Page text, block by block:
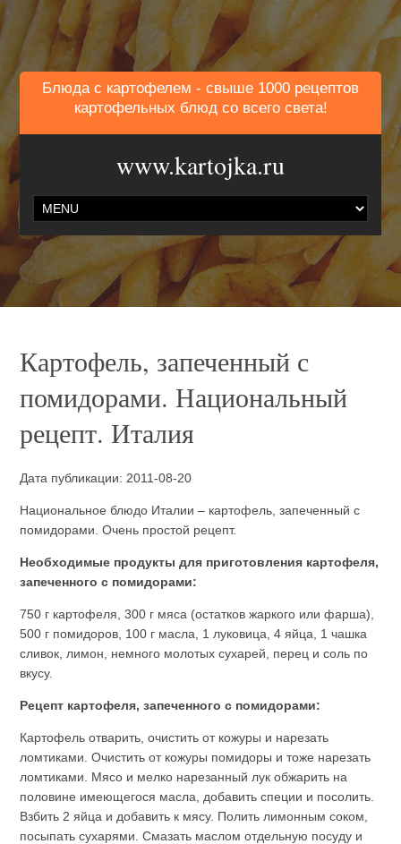
Блюда с картофелем - свыше 1000 рецептов
картофельных блюд со всего света!
www.kartojka.ru
Картофель, запеченный с
помидорами. Национальный
рецепт. Италия
Дата публикации: 2011-08-20
Национальное блюдо Италии – картофель, запеченный с
помидорами. Очень простой рецепт.
Необходимые продукты для приготовления картофеля,
запеченного с помидорами:
750 г картофеля, 300 г мяса (остатков жаркого или фарша),
500 г помидоров, 100 г масла, 1 луковица, 4 яйца, 1 чашка
сливок, лимон, немного молотых сухарей, перец и соль по
вкусу.
Рецепт картофеля, запеченного с помидорами:
Картофель отварить, очистить от кожуры и нарезать
ломтиками. Очистить от кожуры помидоры и тоже нарезать
ломтиками. Мясо и мелко нарезанный лук обжарить на
половине имеющегося масла, добавить специи и посолить.
Взбить 2 яйца и добавить к мясу. Полить лимонным соком,
посыпать сухарями. Смазать маслом отдельную посуду и